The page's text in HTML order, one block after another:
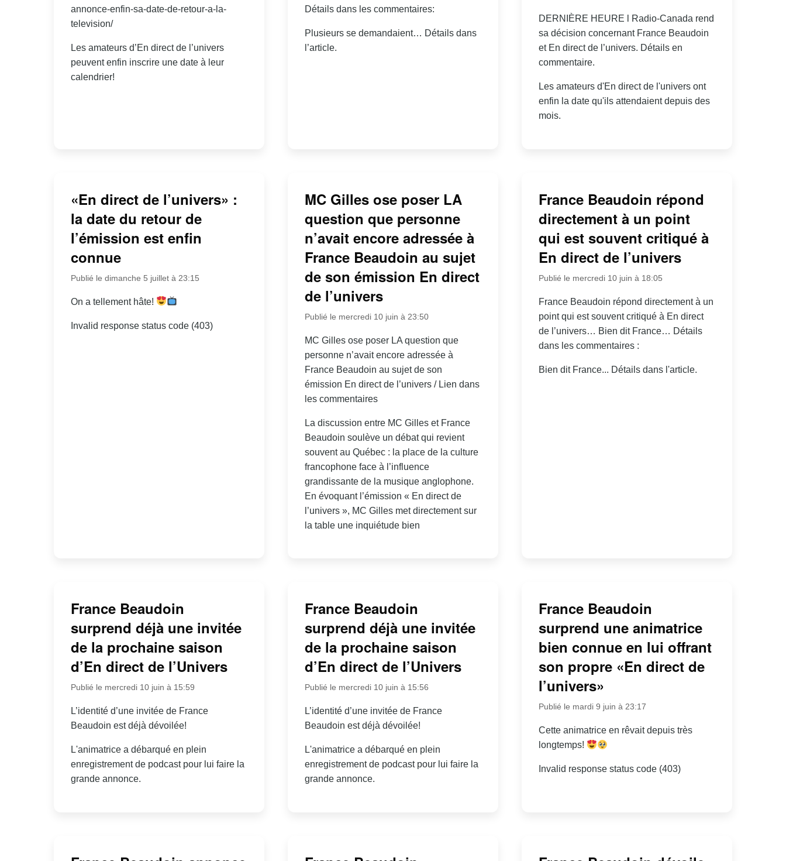
annonce-enfin-sa-date-de-retour-a-la-
television/
Les amateurs d’En direct de l’univers
peuvent enfin inscrire une date à leur
calendrier!
Détails dans les commentaires:
Plusieurs se demandaient… Détails dans
l’article.
DERNIÈRE HEURE l Radio-Canada rend
sa décision concernant France Beaudoin
et En direct de l’univers. Détails en
commentaire.
Les amateurs d'En direct de l'univers ont
enfin la date qu'ils attendaient depuis des
mois.
«En direct de l’univers» :
la date du retour de
l’émission est enfin
connue
Publié le dimanche 5 juillet à 23:15
On a tellement hâte!
Invalid response status code (403)
MC Gilles ose poser LA
question que personne
n’avait encore adressée à
France Beaudoin au sujet
de son émission En direct
de l’univers
Publié le mercredi 10 juin à 23:50
MC Gilles ose poser LA question que
personne n’avait encore adressée à
France Beaudoin au sujet de son
émission En direct de l’univers / Lien dans
les commentaires
La discussion entre MC Gilles et France
Beaudoin soulève un débat qui revient
souvent au Québec : la place de la culture
francophone face à l’influence
grandissante de la musique anglophone.
En évoquant l’émission « En direct de
l’univers », MC Gilles met directement sur
la table une inquiétude bien
France Beaudoin répond
directement à un point
qui est souvent critiqué à
En direct de l’univers
Publié le mercredi 10 juin à 18:05
France Beaudoin répond directement à un
point qui est souvent critiqué à En direct
de l’univers… Bien dit France… Détails
dans les commentaires :
Bien dit France... Détails dans l'article.
France Beaudoin
surprend déjà une invitée
de la prochaine saison
d’En direct de l’Univers
Publié le mercredi 10 juin à 15:59
L’identité d’une invitée de France
Beaudoin est déjà dévoilée!
L'animatrice a débarqué en plein
enregistrement de podcast pour lui faire la
grande annonce.
France Beaudoin
surprend déjà une invitée
de la prochaine saison
d’En direct de l’Univers
Publié le mercredi 10 juin à 15:56
L’identité d’une invitée de France
Beaudoin est déjà dévoilée!
L'animatrice a débarqué en plein
enregistrement de podcast pour lui faire la
grande annonce.
France Beaudoin
surprend une animatrice
bien connue en lui offrant
son propre «En direct de
l’univers»
Publié le mardi 9 juin à 23:17
Cette animatrice en rêvait depuis très
longtemps!
Invalid response status code (403)